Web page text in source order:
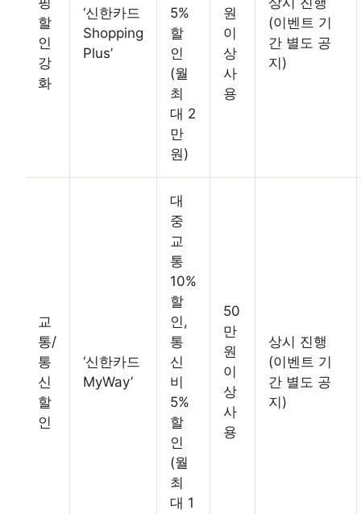
할
인
강
화
‘신한카드
Shopping
Plus’
5%
할
인
(월
최
대 2
만
원)
원
이
상
사
용
(이벤트 기
간 별도 공
지)
교
통/
통
신
할
인
‘신한카드
MyWay’
대
중
교
통
10%
할
인,
통
신
비
5%
할
인
(월
최
대 1
50
만
원
이
상
사
용
상시 진행
(이벤트 기
간 별도 공
지)